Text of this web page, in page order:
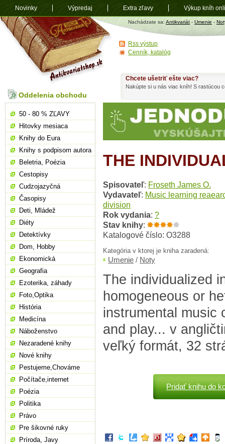
Antikvariát
shop.sk
Nachádzate sa: Antikvariát - Umenie -
THE
Spisovateľ: Froseth James O.
Vydavateľ: Music learning
division
Rok vydania: ?
Stav knihy:
Katalogové číslo: O3288
Kategória v ktorej je kniha zaradená:
Umenie / Noty
The individualized
homogeneous or
instrumental music
and play... v
veľký formát, 32
Pridať knihu do
Chcete ušetriť ešte viac?
Nakúpte si u nás viac kníh! S rastúcou
Oddelenia obchodu
50 - 80 % ZĽAVY
Hitovky mesiaca
Knihy do Eura
Knihy s podpisom autora
Beletria, Poézia
Cestopisy
Cudzojazyčná
Časopisy
Deti, Mládež
Diéty
Detektívky
Dom, Hobby
Ekonomická
Geografia
Ezoterika, záhady
Foto,Optika
História
Medicína
Náboženstvo
Nezaradené knihy
Nové knihy
Pestujeme,Chováme
Počítače,internet
Poézia
Politika
Právo
Pre šikovné ruky
Príroda, Javy
Rss výstup
Cenník, katalóg
Novinky Výpredaj Extra zľavy Výkup kníh